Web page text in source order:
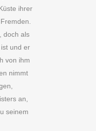
ihrer
doch als
und er
von ihm
nimmt
an,
seinem